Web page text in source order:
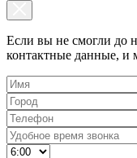
Если вы не смогли до
контактные данные, и